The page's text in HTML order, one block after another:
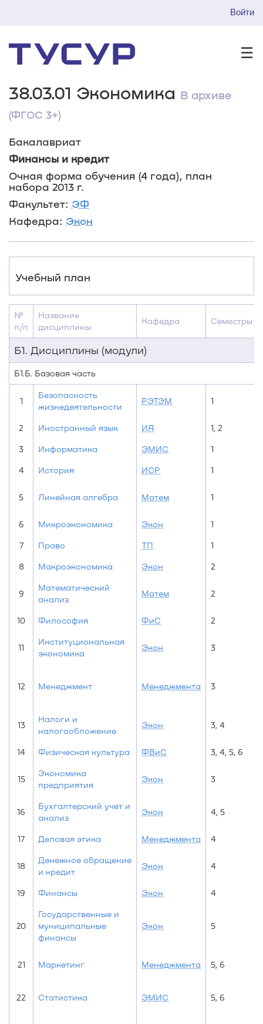
Войти
☰
38.03.01 Экономика В архиве
(ФГОС 3+)
Бакалавриат
Финансы и кредит
Очная форма обучения (4 года), план
набора 2013 г.
Факультет: ЭФ
Кафедра: Экон
Учебный план
№
п/п
Название
дисциплины
Кафедра Семестры
Б1. Дисциплины (модули)
Б1.Б. Базовая часть
1
Безопасность
жизнедеятельности
РЭТЭМ 1
2 Иностранный язык ИЯ 1, 2
3 Информатика ЭМИС 1
4 История ИСР 1
5 Линейная алгебра Матем 1
6 Микроэкономика Экон 1
7 Право ТП 1
8 Макроэкономика Экон 2
9
Математический
анализ
Матем 2
10 Философия ФиС 2
11
Институциональная
экономика
Экон 3
12 Менеджмент Менеджмента 3
13
Налоги и
налогообложение
Экон 3, 4
14 Физическая культура ФВиС 3, 4, 5, 6
15
Экономика
предприятия
Экон 3
16
Бухгалтерский учет и
анализ
Экон 4, 5
17 Деловая этика Менеджмента 4
18
Денежное обращение
и кредит
Экон 4
19 Финансы Экон 4
20
Государственные и
муниципальные
финансы
Экон 5
21 Маркетинг Менеджмента 5, 6
22 Статистика ЭМИС 5, 6